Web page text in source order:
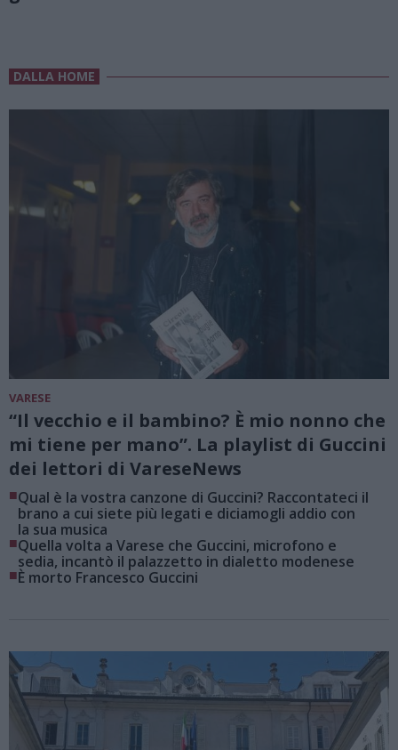
DALLA HOME
VARESE
“Il vecchio e il bambino? È mio nonno che
mi tiene per mano”. La playlist di Guccini
dei lettori di VareseNews
■Qual è la vostra canzone di Guccini? Raccontateci il
brano a cui siete più legati e diciamogli addio con
la sua musica
■Quella volta a Varese che Guccini, microfono e
sedia, incantò il palazzetto in dialetto modenese
■È morto Francesco Guccini